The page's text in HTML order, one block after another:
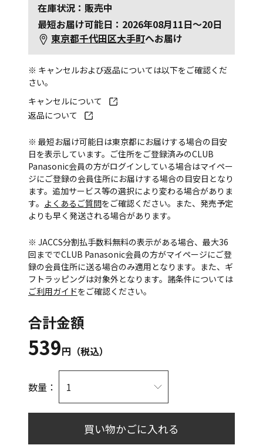
在庫状況：販売中
最短お届け可能日：2026年08月11日～20日
東京都千代田区大手町へお届け
※ キャンセルおよび返品については以下をご確認くだ
さい。
キャンセルについて
返品について
※ 最短お届け可能日は東京都にお届けする場合の目安
日を表示しています。ご住所をご登録済みのCLUB
Panasonic会員の方がログインしている場合はマイペー
ジにご登録の会員住所にお届けする場合の目安日となり
ます。追加サービス等の選択により変わる場合がありま
す。 よくあるご質問をご確認ください。また、発売予定
よりも早く発送される場合があります。
※ JACCS分割払手数料無料の表示がある場合、最大36
回まででCLUB Panasonic会員の方がマイページにご登
録の会員住所に送る場合のみ適用となります。また、ギ
フトラッピングは対象外となります。諸条件については
ご利用ガイドをご確認ください。
合計金額
539円（税込）
数量：
買い物かごに入れる